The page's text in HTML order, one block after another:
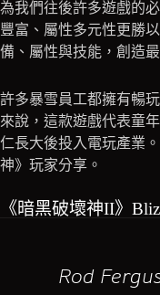
為我們往後許多遊戲的
豐富、屬性多元性更勝
備、屬性與技能，創造
許多暴雪員工都擁有暢玩
來說，這款遊戲代表童
仁長大後投入電玩產業
神》玩家分享。
《暗黑破壞神II》
Rod